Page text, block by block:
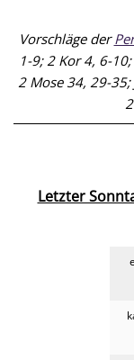
Vorschläge der
1-9; 2 Kor 4, 6-
2 Mose 34, 29-
Letzter